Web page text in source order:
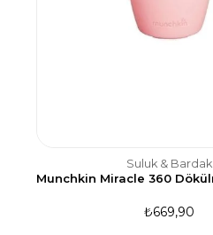
Suluk & Bardak
₺669,90